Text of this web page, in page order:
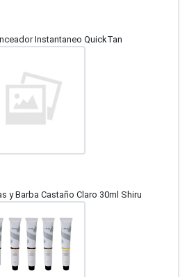
Instantaneo QuickTan
y Barba Castaño Claro 30ml Shiru